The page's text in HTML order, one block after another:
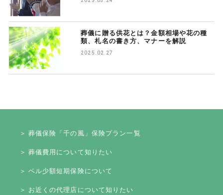
葬儀に贈る供花とは？金額相場や花の種
類、札名の書き方、マナーを解説
2025.02.27
＞ 葬儀保険「千の風」保険プラン一覧
＞ 葬儀費用について知りたい
＞ ベル少額短期保険について
＞ お近くの代理店について知りたい